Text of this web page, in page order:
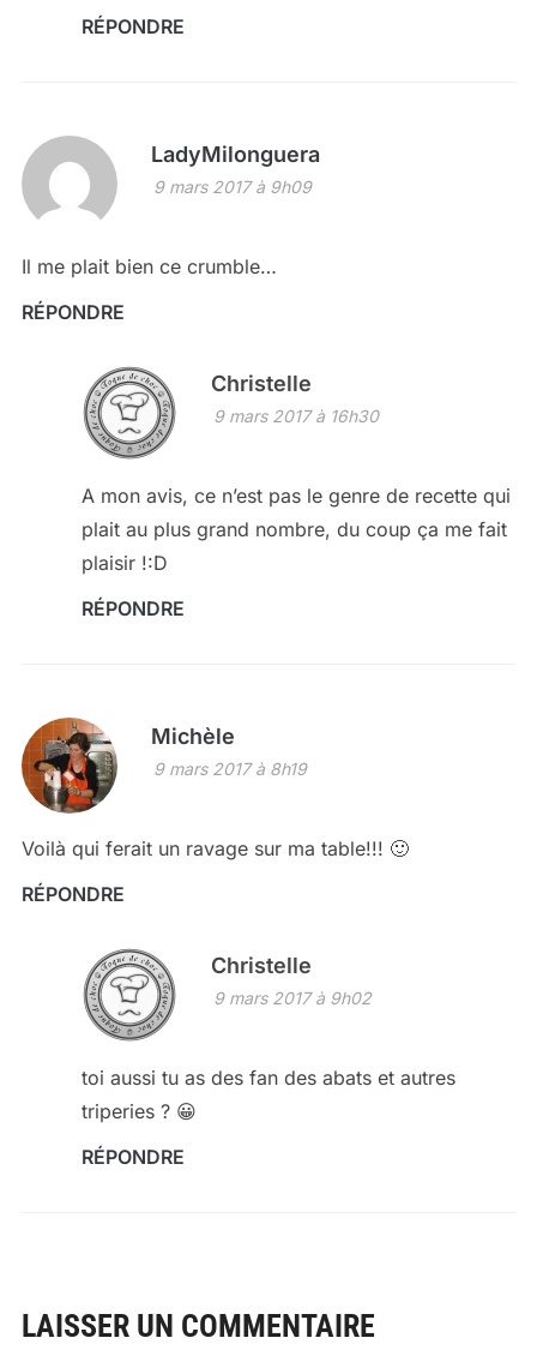
RÉPONDRE
LadyMilonguera
9 mars 2017 à 9h09
Il me plait bien ce crumble…
RÉPONDRE
Christelle
9 mars 2017 à 16h30
A mon avis, ce n’est pas le genre de recette qui
plait au plus grand nombre, du coup ça me fait
plaisir !:D
RÉPONDRE
Michèle
9 mars 2017 à 8h19
Voilà qui ferait un ravage sur ma table!!! 🙂
RÉPONDRE
Christelle
9 mars 2017 à 9h02
toi aussi tu as des fan des abats et autres
triperies ? 😀
RÉPONDRE
LAISSER UN COMMENTAIRE